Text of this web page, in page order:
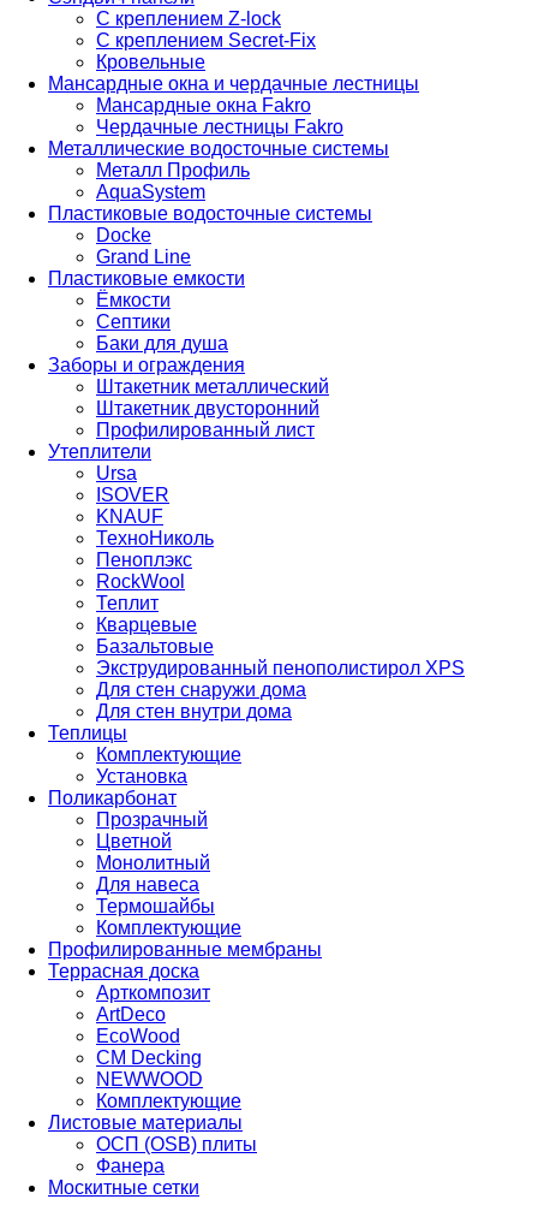
С креплением Z-lock
С креплением Secret-Fix
Кровельные
Мансардные окна и чердачные лестницы
Мансардные окна Fakro
Чердачные лестницы Fakro
Металлические водосточные системы
Металл Профиль
AquaSystem
Пластиковые водосточные системы
Docke
Grand Line
Пластиковые емкости
Ёмкости
Септики
Баки для душа
Заборы и ограждения
Штакетник металлический
Штакетник двусторонний
Профилированный лист
Утеплители
Ursa
ISOVER
KNAUF
ТехноНиколь
Пеноплэкс
RockWool
Теплит
Кварцевые
Базальтовые
Экструдированный пенополистирол XPS
Для стен снаружи дома
Для стен внутри дома
Теплицы
Комплектующие
Установка
Поликарбонат
Прозрачный
Цветной
Монолитный
Для навеса
Термошайбы
Комплектующие
Профилированные мембраны
Террасная доска
Арткомпозит
ArtDeco
EcoWood
CM Decking
NEWWOOD
Комплектующие
Листовые материалы
ОСП (OSB) плиты
Фанера
Москитные сетки